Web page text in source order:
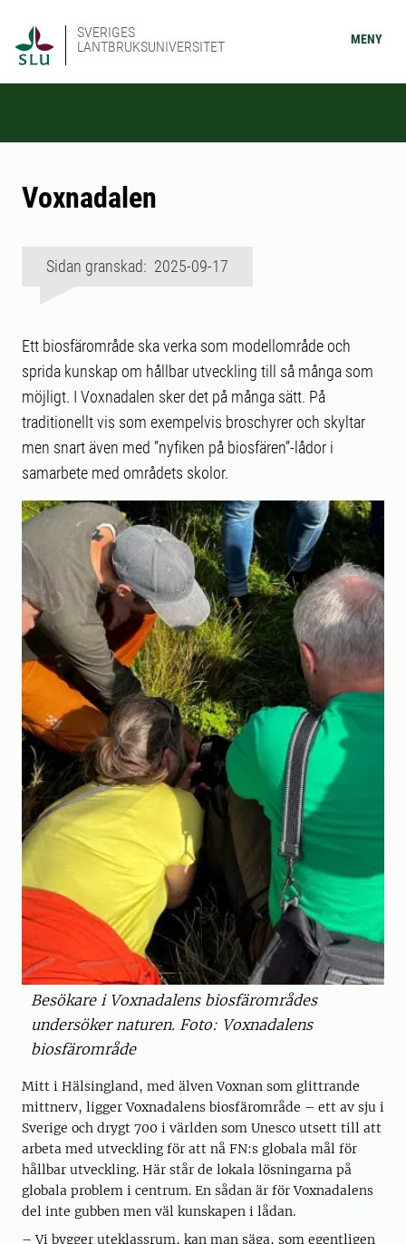
SVERIGES
LANTBRUKSUNIVERSITET
MENY
Voxnadalen
Sidan granskad: 2025-09-17
Ett biosfärområde ska verka som modellområde och
sprida kunskap om hållbar utveckling till så många som
möjligt. I Voxnadalen sker det på många sätt. På
traditionellt vis som exempelvis broschyrer och skyltar
men snart även med ”nyfiken på biosfären”-lådor i
samarbete med områdets skolor.
Besökare i Voxnadalens biosfärområdes
undersöker naturen. Foto: Voxnadalens
biosfärområde
Mitt i Hälsingland, med älven Voxnan som glittrande
mittnerv, ligger Voxnadalens biosfärområde – ett av sju i
Sverige och drygt 700 i världen som Unesco utsett till att
arbeta med utveckling för att nå FN:s globala mål för
hållbar utveckling. Här står de lokala lösningarna på
globala problem i centrum. En sådan är för Voxnadalens
del inte gubben men väl kunskapen i lådan.
– Vi bygger uteklassrum, kan man säga, som egentligen